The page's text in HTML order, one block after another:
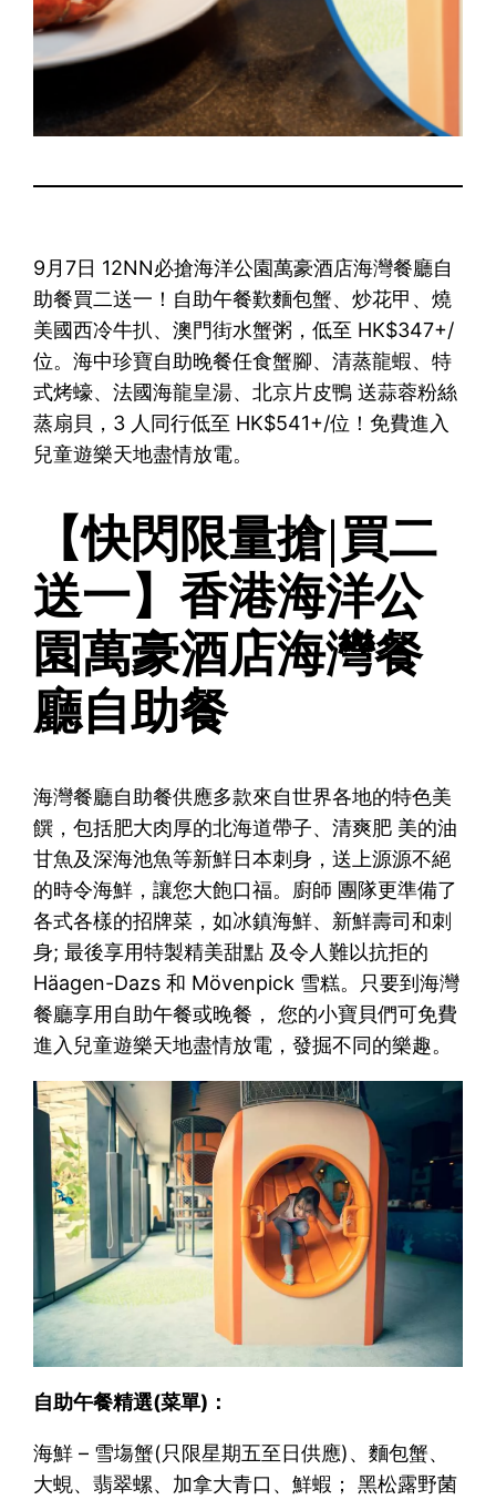
9月7日 12NN必搶海洋公園萬豪酒店海灣餐廳自
助餐買二送一！自助午餐歎麵包蟹、炒花甲、燒
美國西冷牛扒、澳門街水蟹粥，低至 HK$347+/
位。海中珍寶自助晚餐任食蟹腳、清蒸龍蝦、特
式烤蠔、法國海龍皇湯、北京片皮鴨 送蒜蓉粉絲
蒸扇貝，3 人同行低至 HK$541+/位！免費進入
兒童遊樂天地盡情放電。
【快閃限量搶|買二
送一】香港海洋公
園萬豪酒店海灣餐
廳自助餐
海灣餐廳自助餐供應多款來自世界各地的特色美
饌，包括肥大肉厚的北海道帶子、清爽肥 美的油
甘魚及深海池魚等新鮮日本刺身，送上源源不絕
的時令海鮮，讓您大飽口福。廚師 團隊更準備了
各式各樣的招牌菜，如冰鎮海鮮、新鮮壽司和刺
身; 最後享用特製精美甜點 及令人難以抗拒的
Häagen-Dazs 和 Mövenpick 雪糕。只要到海灣
餐廳享用自助午餐或晚餐， 您的小寶貝們可免費
進入兒童遊樂天地盡情放電，發掘不同的樂趣。
自助午餐精選(菜單)：
海鮮 – 雪塲蟹(只限星期五至日供應)、麵包蟹、
大蜆、翡翠螺、加拿大青口、鮮蝦； 黑松露野菌